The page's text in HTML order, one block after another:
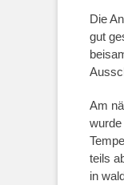
Die
gut
Am
teils
in